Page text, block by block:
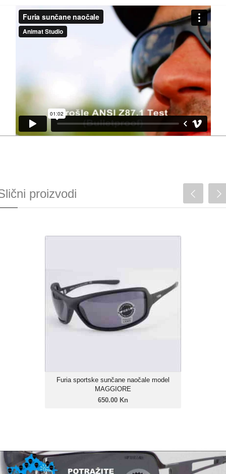
proizvodi
Furia sportske sunčane naočale model
MAGGIORE
650.00 Kn
Unisex model
Linija: Furia X-Sport
Okvir: Grilamid TR-90
Leće: Trivex Polarizirane
Zatamnjenje: 85%